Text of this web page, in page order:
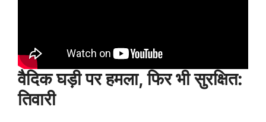
वैदिक घड़ी पर हमला, फिर भी सुरक्षित:
तिवारी